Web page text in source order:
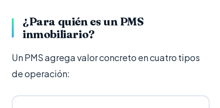
¿Para quién es un PMS
inmobiliario?
Un PMS agrega valor concreto en cuatro tipos
de operación: